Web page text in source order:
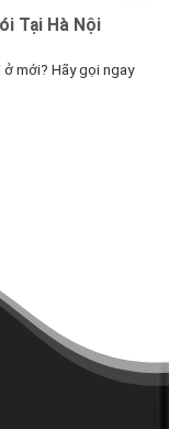
Tại Hà Nội
mới? Hãy gọi ngay